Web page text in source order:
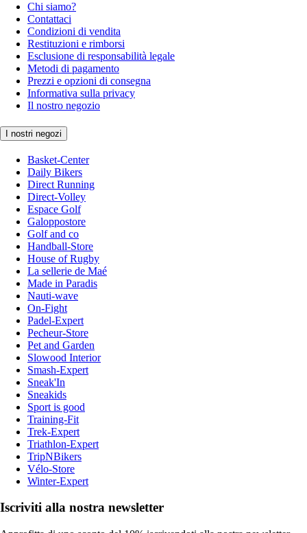
Chi siamo?
Contattaci
Condizioni di vendita
Restituzioni e rimborsi
Esclusione di responsabilità legale
Metodi di pagamento
Prezzi e opzioni di consegna
Informativa sulla privacy
Il nostro negozio
I nostri negozi
Basket-Center
Daily Bikers
Direct Running
Direct-Volley
Espace Golf
Galoppostore
Golf and co
Handball-Store
House of Rugby
La sellerie de Maé
Made in Paradis
Nauti-wave
On-Fight
Padel-Expert
Pecheur-Store
Pet and Garden
Slowood Interior
Smash-Expert
Sneak'In
Sneakids
Sport is good
Training-Fit
Trek-Expert
Triathlon-Expert
TripNBikers
Vélo-Store
Winter-Expert
Iscriviti alla nostra newsletter